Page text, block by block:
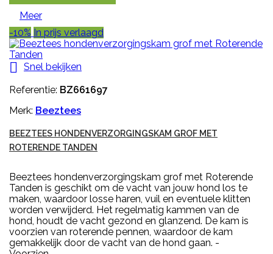
Meer
-10% In prijs verlaagd
 Snel bekijken
Referentie: BZ661697
Merk: Beeztees
BEEZTEES HONDENVERZORGINGSKAM GROF MET
ROTERENDE TANDEN
Beeztees hondenverzorgingskam grof met Roterende
Tanden is geschikt om de vacht van jouw hond los te
maken, waardoor losse haren, vuil en eventuele klitten
worden verwijderd. Het regelmatig kammen van de
hond, houdt de vacht gezond en glanzend. De kam is
voorzien van roterende pennen, waardoor de kam
gemakkelijk door de vacht van de hond gaan. -